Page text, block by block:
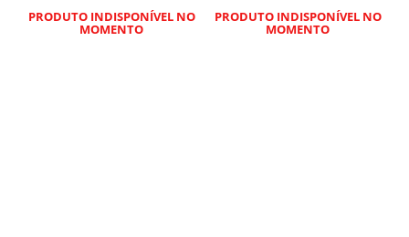
PRODUTO INDISPONÍVEL NO
MOMENTO
PRODUTO INDISPONÍVEL NO
MOMENTO